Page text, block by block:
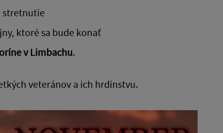
stretnutie
ktoré sa bude konať
v Limbachu.
veteránov a ich hrdinstvu.